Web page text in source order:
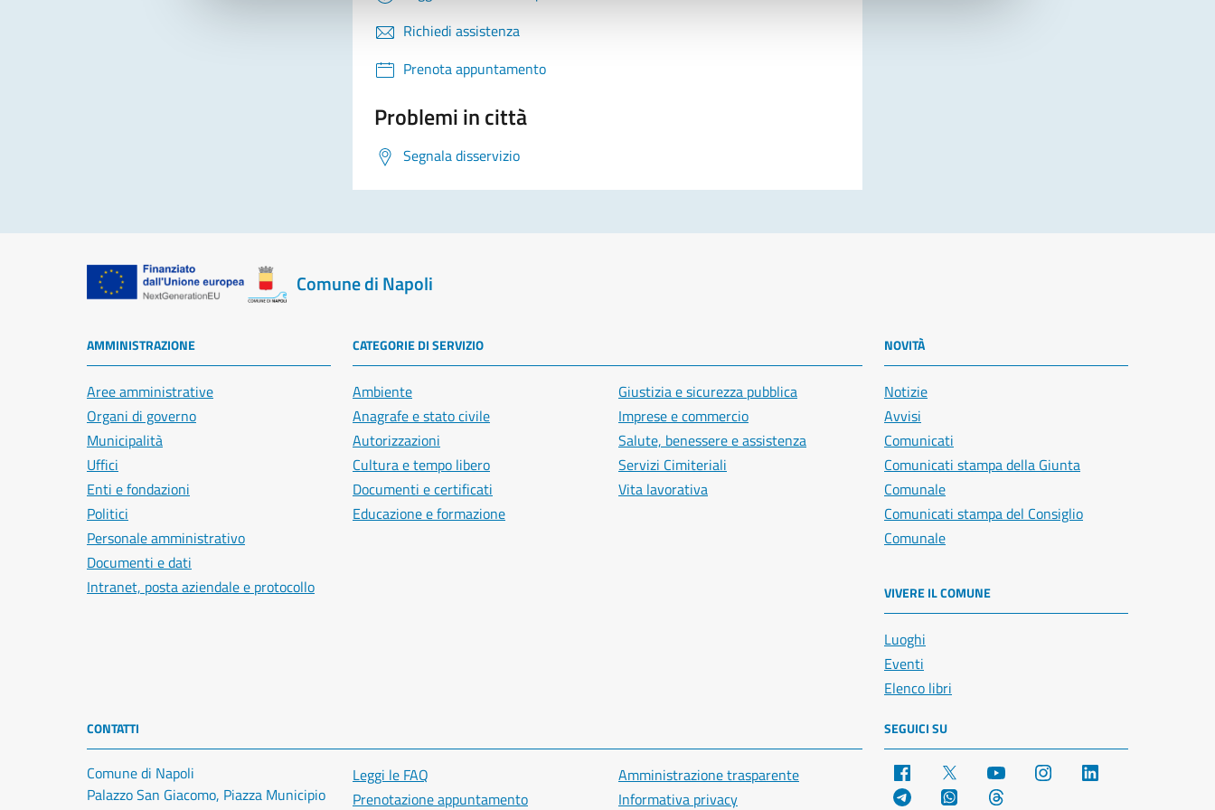
Richiedi assistenza
Prenota appuntamento
Problemi in città
Segnala disservizio
Comune di Napoli
AMMINISTRAZIONE
Aree amministrative
Organi di governo
Municipalità
Uffici
Enti e fondazioni
Politici
Personale amministrativo
Documenti e dati
Intranet, posta aziendale e protocollo
CATEGORIE DI SERVIZIO
Ambiente
Anagrafe e stato civile
Autorizzazioni
Cultura e tempo libero
Documenti e certificati
Educazione e formazione
Giustizia e sicurezza pubblica
Imprese e commercio
Salute, benessere e assistenza
Servizi Cimiteriali
Vita lavorativa
NOVITÀ
Notizie
Avvisi
Comunicati
Comunicati stampa della Giunta
Comunale
Comunicati stampa del Consiglio
Comunale
VIVERE IL COMUNE
Luoghi
Eventi
Elenco libri
CONTATTI
Comune di Napoli
Palazzo San Giacomo, Piazza Municipio
Leggi le FAQ
Prenotazione appuntamento
Amministrazione trasparente
Informativa privacy
SEGUICI SU
Facebook YouTube Instagram
Telegram WhatsApp